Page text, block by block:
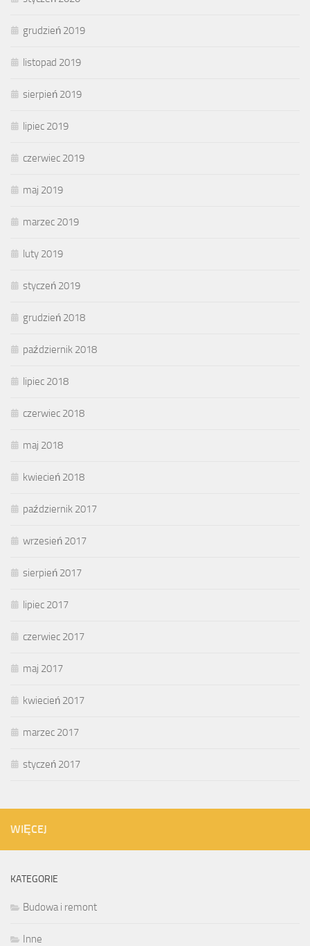
grudzień 2019
listopad 2019
sierpień 2019
lipiec 2019
czerwiec 2019
maj 2019
marzec 2019
luty 2019
styczeń 2019
grudzień 2018
październik 2018
lipiec 2018
czerwiec 2018
maj 2018
kwiecień 2018
październik 2017
wrzesień 2017
sierpień 2017
lipiec 2017
czerwiec 2017
maj 2017
kwiecień 2017
marzec 2017
styczeń 2017
WIĘCEJ
KATEGORIE
Budowa i remont
Inne